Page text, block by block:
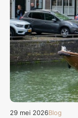
29 mei 2026Blog